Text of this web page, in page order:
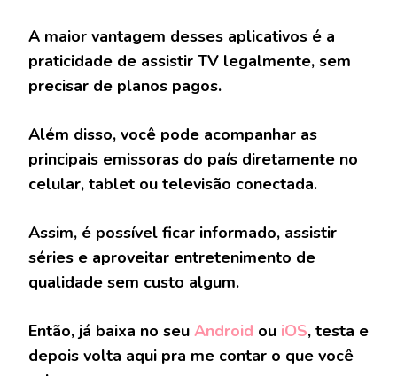
A maior vantagem desses aplicativos é a
praticidade de assistir TV legalmente, sem
precisar de planos pagos.
Além disso, você pode acompanhar as
principais emissoras do país diretamente no
celular, tablet ou televisão conectada.
Assim, é possível ficar informado, assistir
séries e aproveitar entretenimento de
qualidade sem custo algum.
Então, já baixa no seu Android ou iOS, testa e
depois volta aqui pra me contar o que você